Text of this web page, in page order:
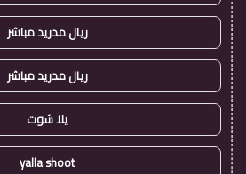
ريال مدريد مباشر
ريال مدريد مباشر
يلا شوت
yalla shoot